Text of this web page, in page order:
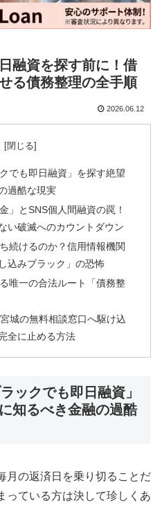
融資を探す前に！借
る債務整理の全手順
2026.06.12
でも即日融資」を探す絶望
過酷な現実
」とSNS個人間融資の罠！
い破滅へのカウントダウン
続けるのか？信用情報機関
込みブラック」の恐怖
唯一の合法ルート「債務整
城の無料相談窓口へ駆け込
全に止める方法
ックでも即日融資」
知るべき金融の過酷
月の返済日を乗り切ることだ
っている方は決して珍しくあ